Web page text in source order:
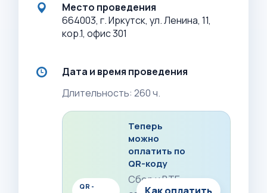
Место проведения
664003, г. Иркутск, ул. Ленина, 11,
кор.1, офис 301
Дата и время проведения
Длительность: 260 ч.
QR-
Теперь
можно
оплатить по
QR-коду
Сбер и ВТБ: